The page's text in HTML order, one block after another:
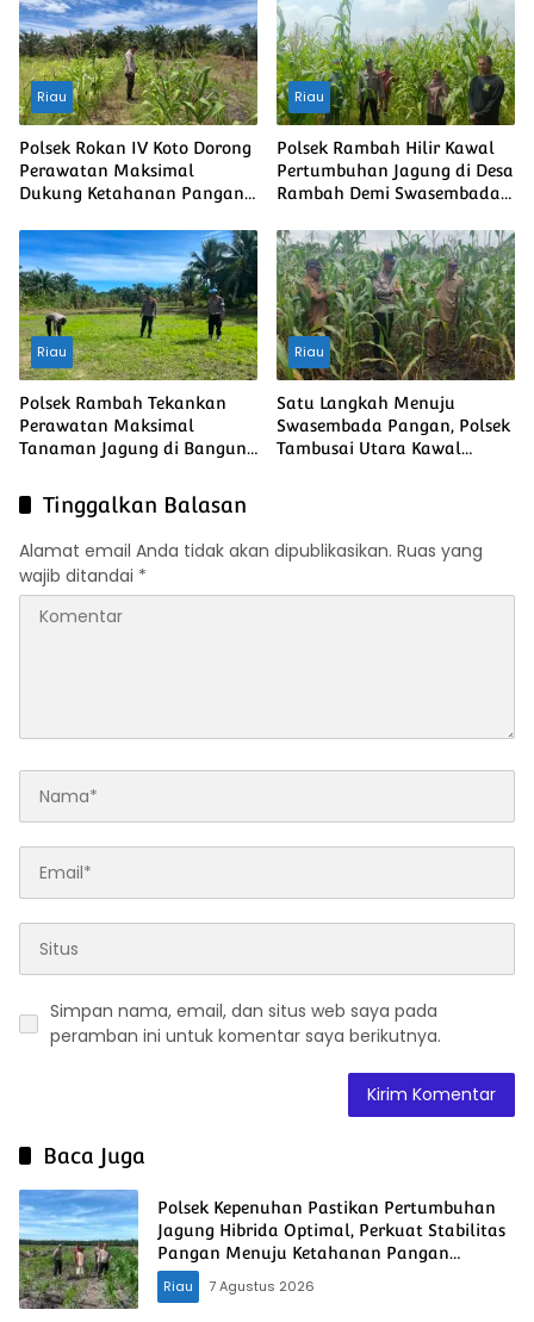
Nasional
Riau
Polsek Rokan IV Koto Dorong
Perawatan Maksimal
Dukung Ketahanan Pangan
bendahara
Riau
Polsek Rambah Hilir Kawal
Pertumbuhan Jagung di Desa
Rambah Demi Swasembada
Riau
Polsek Rambah Tekankan
Perawatan Maksimal
Tanaman Jagung di Bangun
Ketahanan Pangan Nasional
Riau
Satu Langkah Menuju
Swasembada Pangan, Polsek
Tambusai Utara Kawal
Tinggalkan Balasan
Alamat email Anda tidak akan dipublikasikan. Ruas yang
wajib ditandai *
Simpan nama, email, dan situs web saya pada
peramban ini untuk komentar saya berikutnya.
Baca Juga
Polsek Kepenuhan Pastikan Pertumbuhan
Jagung Hibrida Optimal, Perkuat Stabilitas
Pangan Menuju Ketahanan Pangan
Nasional
Riau 7 Agustus 2026